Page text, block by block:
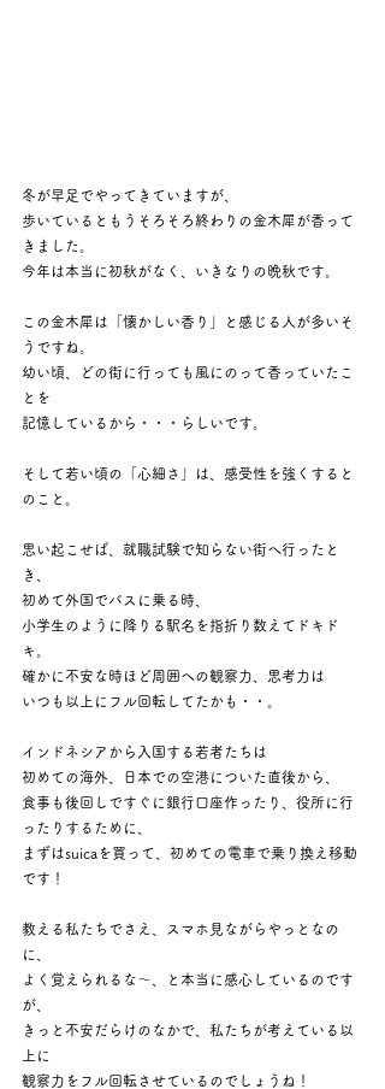
冬が早足でやってきていますが、
歩いているともうそろそろ終わりの金木犀が香って
きました。
今年は本当に初秋がなく、いきなりの晩秋です。
この金木犀は「懐かしい香り」と感じる人が多いそ
うですね。
幼い頃、どの街に行っても風にのって香っていたこ
とを
記憶しているから・・・らしいです。
そして若い頃の「心細さ」は、感受性を強くすると
のこと。
思い起こせば、就職試験で知らない街へ行ったと
き、
初めて外国でバスに乗る時、
小学生のように降りる駅名を指折り数えてドキド
キ。
確かに不安な時ほど周囲への観察力、思考力は
いつも以上にフル回転してたかも・・。
インドネシアから入国する若者たちは
初めての海外、日本での空港についた直後から、
食事も後回しですぐに銀行口座作ったり、役所に行
ったりするために、
まずはsuicaを買って、初めての電車で乗り換え移動
です！
教える私たちでさえ、スマホ見ながらやっとなの
に、
よく覚えられるな～、と本当に感心しているのです
が、
きっと不安だらけのなかで、私たちが考えている以
上に
観察力をフル回転させているのでしょうね！